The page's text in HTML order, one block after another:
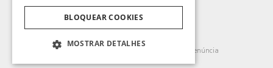
LEAG GROUP SA / SWITZERLAND.
© Todos os direitos reservados.
Termos de Uso
Denúncia
BLOQUEAR COOKIES
MOSTRAR DETALHES